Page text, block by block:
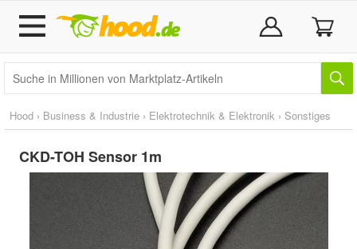
Hood › Business & Industrie › Elektrotechnik & Elektronik › Sonstiges
CKD-TOH Sensor 1m